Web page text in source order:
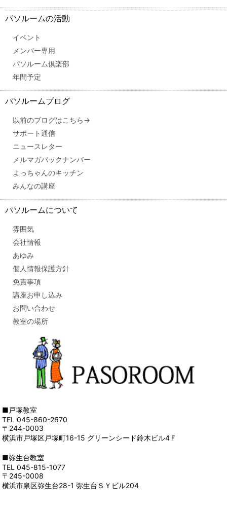
パソルームの活動
イベント
メンバー専用
パソルーム倶楽部
年間予定
パソルームブログ
以前のブログはこちら→
サポート通信
ニュースレター
メルマガバックナンバー
よっちゃんのキッチン
みんなの講座
パソルームについて
雰囲気
会社情報
あゆみ
個人情報保護方針
免責事項
講座お申し込み
お問い合わせ
教室の場所
■戸塚教室
TEL 045-860-2670
〒244-0003
横浜市戸塚区戸塚町16-15 グリーンシード鈴木ビル4Ｆ
■弥生台教室
TEL 045-815-1077
〒245-0008
横浜市泉区弥生台28-1 弥生台ＳＹビル204